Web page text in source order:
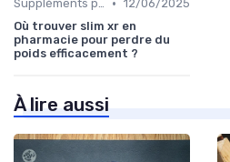
Suppléments pour la perte de poids
12/06/2025
Où trouver slim xr en
pharmacie pour perdre du
poids efficacement ?
À lire aussi